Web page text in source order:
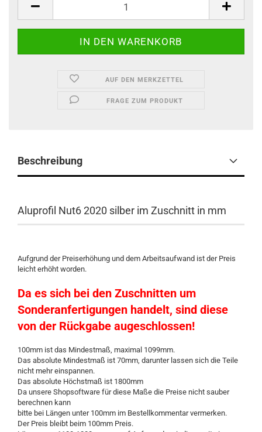
AUF DEN MERKZETTEL
FRAGE ZUM PRODUKT
Beschreibung
Aluprofil Nut6 2020 silber im Zuschnitt in mm
Aufgrund der Preiserhöhung und dem Arbeitsaufwand ist der Preis
leicht erhöht worden.
Da es sich bei den Zuschnitten um
Sonderanfertigungen handelt, sind diese
von der Rückgabe augeschlossen!
100mm ist das Mindestmaß, maximal 1099mm.
Das absolute Mindestmaß ist 70mm, darunter lassen sich die Teile
nicht mehr einspannen.
Das absolute Höchstmaß ist 1800mm
Da unsere Shopsoftware für diese Maße die Preise nicht sauber
berechnen kann
bitte bei Längen unter 100mm im Bestellkommentar vermerken.
Der Preis bleibt beim 100mm Preis.